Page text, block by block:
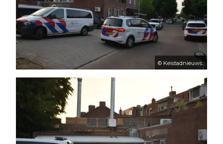
© Keistadnieuws..